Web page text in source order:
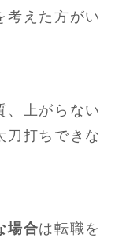
考えた方がい
、上がらない
刀打ちできな
場合は転職を